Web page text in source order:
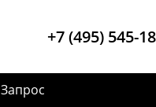
+7 (495) 545-
Запрос